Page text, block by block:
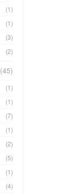
(1)
(1)
(3)
(2)
(45)
(1)
(1)
(7)
(1)
(2)
(5)
(1)
(4)